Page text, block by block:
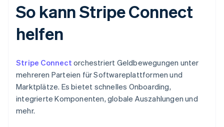
So kann Stripe Connect
helfen
Stripe Connect orchestriert Geldbewegungen unter
mehreren Parteien für Softwareplattformen und
Marktplätze. Es bietet schnelles Onboarding,
integrierte Komponenten, globale Auszahlungen und
mehr.